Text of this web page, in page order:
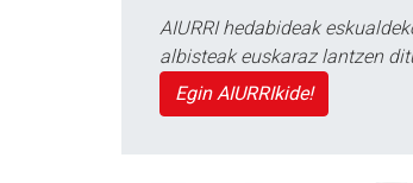
AIURRI hedabideak
albisteak euskaraz lantzen
Egin AIURRIkide!